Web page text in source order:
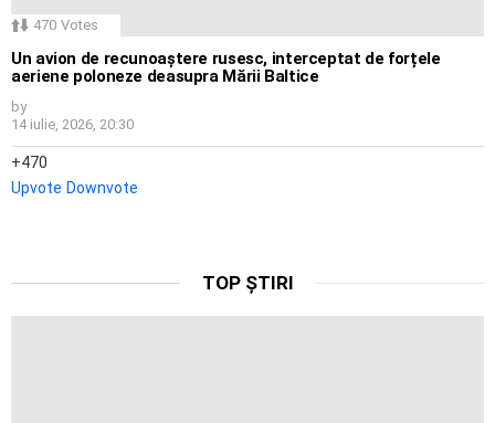
470 Votes
Un avion de recunoaștere rusesc, interceptat de forțele
aeriene poloneze deasupra Mării Baltice
by
14 iulie, 2026, 20:30
470
Upvote Downvote
TOP ȘTIRI